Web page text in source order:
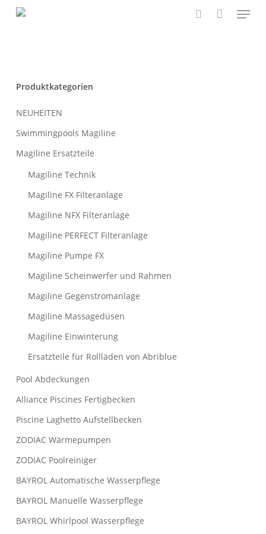
Menu
Produktkategorien
NEUHEITEN
Swimmingpools Magiline
Magiline Ersatzteile
Magiline Technik
Magiline FX Filteranlage
Magiline NFX Filteranlage
Magiline PERFECT Filteranlage
Magiline Pumpe FX
Magiline Scheinwerfer und Rahmen
Magiline Gegenstromanlage
Magiline Massagedüsen
Magiline Einwinterung
Ersatzteile für Rollläden von Abriblue
Pool Abdeckungen
Alliance Piscines Fertigbecken
Piscine Laghetto Aufstellbecken
ZODIAC Wärmepumpen
ZODIAC Poolreiniger
BAYROL Automatische Wasserpflege
BAYROL Manuelle Wasserpflege
BAYROL Whirlpool Wasserpflege